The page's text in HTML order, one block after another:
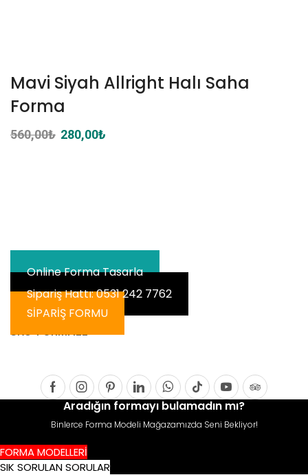
Mavi Siyah Allright Halı Saha
Forma
560,00₺ Orijinal
280,00₺
Online Forma Tasarla
Sipariş Hattı: 0531 242 7762
SİPARİŞ FORMU
SKU:FORMA22
FacebookInstagram
PinterestLinkedinWhatsapp
Tik-
tok
Youtube
Aradığın formayı bulamadın mı?
Binlerce Forma Modeli Mağazamızda Seni Bekliyor!
FORMA MODELLERİ
SIK SORULAN SORULAR